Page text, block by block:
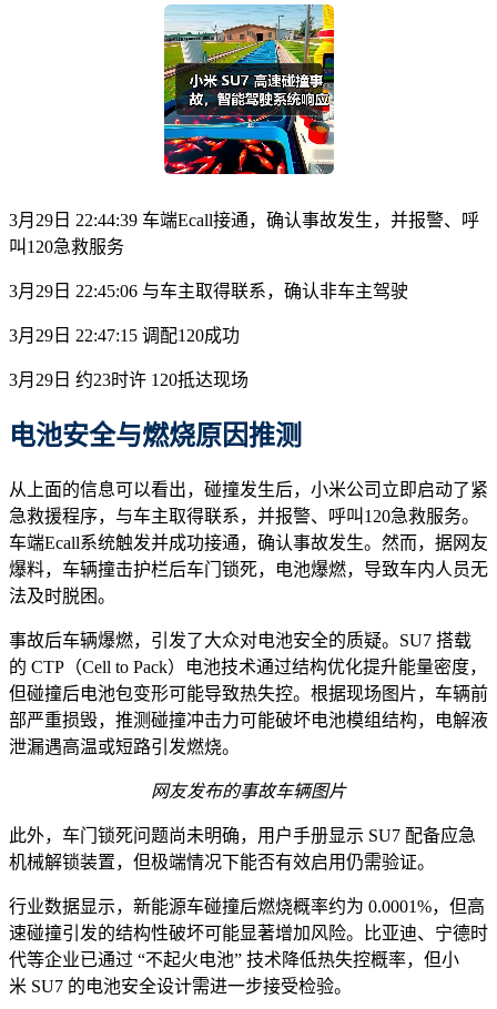
3月29日 22:44:39 车端Ecall接通，确认事故发生，并报警、呼
叫120急救服务
3月29日 22:45:06 与车主取得联系，确认非车主驾驶
3月29日 22:47:15 调配120成功
3月29日 约23时许 120抵达现场
电池安全与燃烧原因推测
从上面的信息可以看出，碰撞发生后，小米公司立即启动了紧
急救援程序，与车主取得联系，并报警、呼叫120急救服务。
车端Ecall系统触发并成功接通，确认事故发生。然而，据网友
爆料，车辆撞击护栏后车门锁死，电池爆燃，导致车内人员无
法及时脱困。
事故后车辆爆燃，引发了大众对电池安全的质疑。SU7 搭载
的 CTP（Cell to Pack）电池技术通过结构优化提升能量密度，
但碰撞后电池包变形可能导致热失控。根据现场图片，车辆前
部严重损毁，推测碰撞冲击力可能破坏电池模组结构，电解液
泄漏遇高温或短路引发燃烧。
网友发布的事故车辆图片
此外，车门锁死问题尚未明确，用户手册显示 SU7 配备应急
机械解锁装置，但极端情况下能否有效启用仍需验证。
行业数据显示，新能源车碰撞后燃烧概率约为 0.0001%，但高
速碰撞引发的结构性破坏可能显著增加风险。比亚迪、宁德时
代等企业已通过 “不起火电池” 技术降低热失控概率，但小
米 SU7 的电池安全设计需进一步接受检验。